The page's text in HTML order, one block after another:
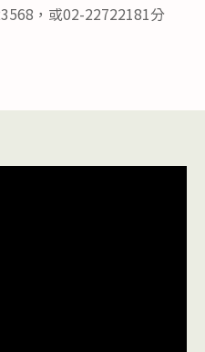
，或02-22722181分